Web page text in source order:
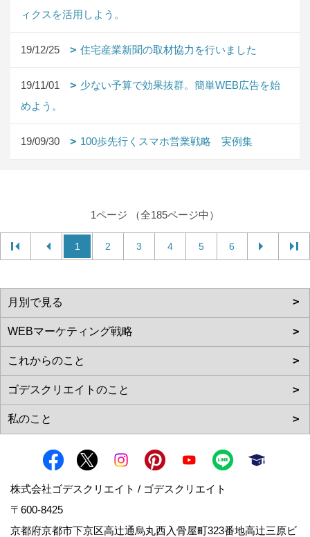
ィクスを活用しよう。
19/12/25 住宅産業新聞の取材協力を行いました
19/11/01
少ない予算で効果抜群。簡単WEB広告を始
めよう。
19/09/30 100歩先行くスマホ営業戦略 実例集
1ページ （全185ページ中）
1 2 3 4 5 6
株式会社ゴデスクリエイト / ゴデスクリエイト
〒600-8425
京都府京都市下京区高辻通烏丸西入骨屋町323番地高辻三原ビ